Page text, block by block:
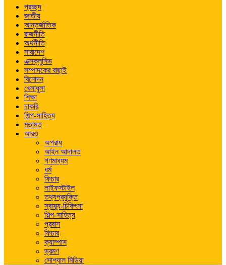
প্রচ্ছদ
জাতীয়
আন্তর্জাতিক
রাজনীতি
অর্থনীতি
সারাদেশ
এক্সক্লুসিভ
সম্পাদকের বাছাই
বিনোদন
খেলাধুলা
শিক্ষা
চাকরি
শিল্প-সাহিত্য
মতামত
আরও
অপরাধ
আইন আদালত
গণমাধ্যম
ধর্ম
ফিচার
লাইফস্টাইল
তথ্যপ্রযুক্তি
স্বাস্থ্য-চিকিৎসা
শিল্প-সাহিত্য
প্রবাস
ফিচার
ক্যাম্পাস
ভ্রমণ
সোশ্যাল মিডিয়া